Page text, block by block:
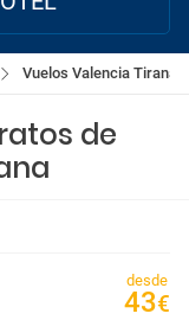
Vuelos Valencia Tirana
de
desde
43€